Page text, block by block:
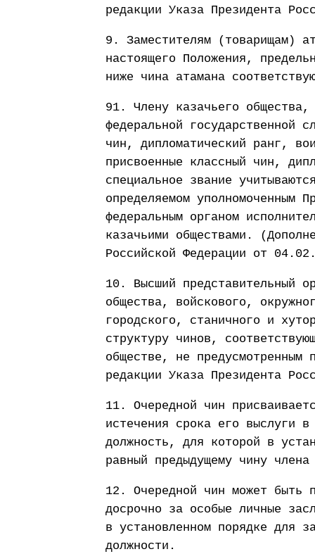
редакции Указа Президента
9. Заместителям (товарищам)
настоящего Положения,
ниже чина атамана
91. Члену казачьего
федеральной государственной
чин, дипломатический ранг,
присвоенные классный чин,
специальное звание
определяемом уполномоченным
федеральным органом
казачьими обществами.
Российской Федерации от
10. Высший представительный
общества, войскового,
городского, станичного и
структуру чинов,
обществе, не предусмотренным
редакции Указа Президента
11. Очередной чин
истечения срока его выслуги
должность, для которой в
равный предыдущему чину
12. Очередной чин может быть
досрочно за особые личные
в установленном порядке для
должности.